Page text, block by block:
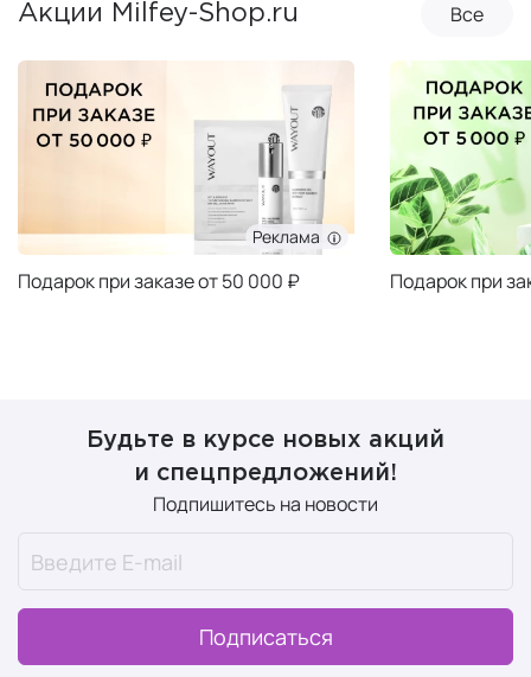
Акции Milfey-Shop.ru Все
Реклама
Подарок при заказе от 50 000 ₽ Подарок при
Будьте в курсе новых акций
и спецпредложений!
Подпишитесь на новости
Подписаться